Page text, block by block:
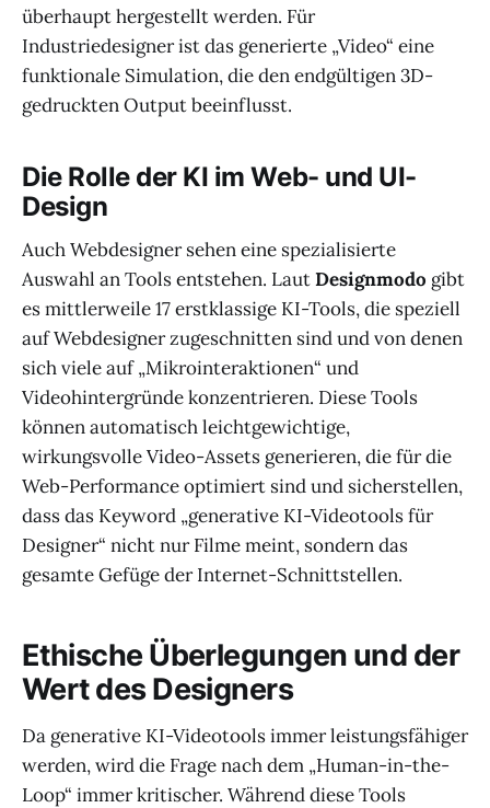
überhaupt hergestellt werden. Für
Industriedesigner ist das generierte „Video“ eine
funktionale Simulation, die den endgültigen 3D-
gedruckten Output beeinflusst.
Die Rolle der KI im Web- und UI-
Design
Auch Webdesigner sehen eine spezialisierte
Auswahl an Tools entstehen. LautDesignmodo gibt
es mittlerweile 17 erstklassige KI-Tools, die speziell
auf Webdesigner zugeschnitten sind und von denen
sich viele auf „Mikrointeraktionen“ und
Videohintergründe konzentrieren. Diese Tools
können automatisch leichtgewichtige,
wirkungsvolle Video-Assets generieren, die für die
Web-Performance optimiert sind und sicherstellen,
dass das Keyword „generative KI-Videotools für
Designer“ nicht nur Filme meint, sondern das
gesamte Gefüge der Internet-Schnittstellen.
Ethische Überlegungen und der
Wert des Designers
Da generative KI-Videotools immer leistungsfähiger
werden, wird die Frage nach dem „Human-in-the-
Loop“ immer kritischer. Während diese Tools